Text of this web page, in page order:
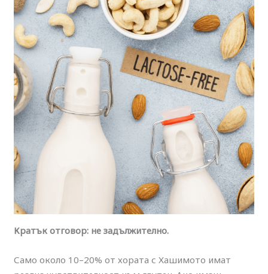
Кратък отговор: не задължително.
Само около 10–20% от хората с Хашимото имат